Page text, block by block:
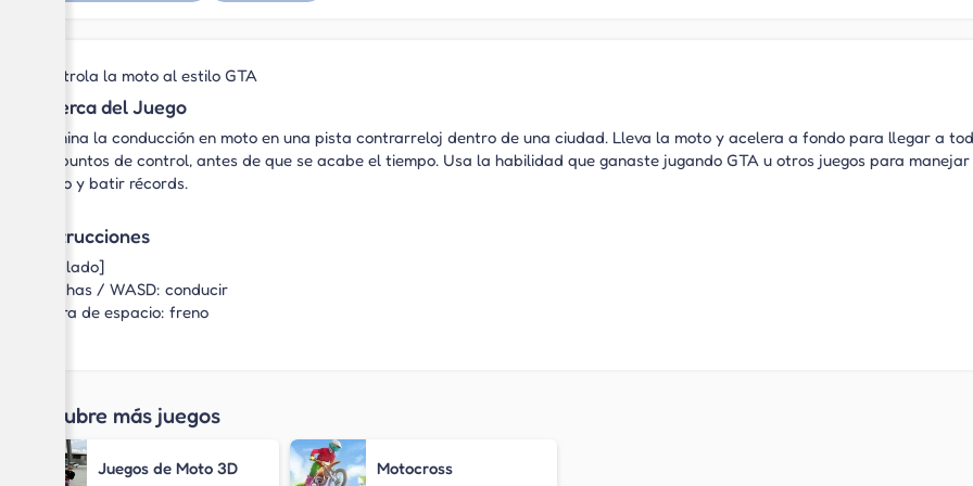
Controla la moto al estilo GTA
Acerca del Juego
Domina la conducción en moto en una pista contrarreloj dentro de una ciudad. Lleva la moto y acelera a fondo para llegar a
los puntos de control, antes de que se acabe el tiempo. Usa la habilidad que ganaste jugando GTA u otros juegos para
moto y batir récords.
Instrucciones
[Teclado]
Flechas / WASD: conducir
Barra de espacio: freno
Descubre más juegos
Juegos de Moto 3D Motocross